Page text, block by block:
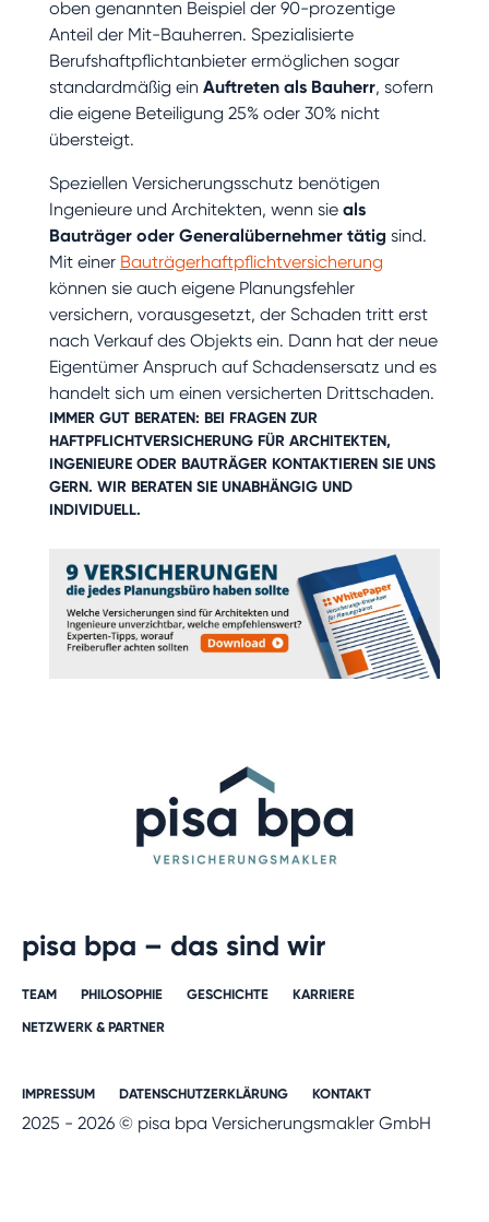
oben genannten Beispiel der 90-prozentige
Anteil der Mit-Bauherren. Spezialisierte
Berufshaftpflichtanbieter ermöglichen sogar
standardmäßig ein Auftreten als Bauherr, sofern
die eigene Beteiligung 25% oder 30% nicht
übersteigt.
Speziellen Versicherungsschutz benötigen
Ingenieure und Architekten, wenn sie als
Bauträger oder Generalübernehmer tätig sind.
Mit einer Bauträgerhaftpflichtversicherung
können sie auch eigene Planungsfehler
versichern, vorausgesetzt, der Schaden tritt erst
nach Verkauf des Objekts ein. Dann hat der neue
Eigentümer Anspruch auf Schadensersatz und es
handelt sich um einen versicherten Drittschaden.
IMMER GUT BERATEN: BEI FRAGEN ZUR
HAFTPFLICHTVERSICHERUNG FÜR ARCHITEKTEN,
INGENIEUREODER BAUTRÄGERKONTAKTIEREN SIE UNS
GERN. WIR BERATEN SIEUNABHÄNGIG UND
INDIVIDUELL.
pisa bpa – das sind wir
TEAM PHILOSOPHIE GESCHICHTE​
KARRIERE​
NETZWERK & PARTNER​
IMPRESSUM DATENSCHUTZERKLÄRUNG KONTAKT
2025 - 2026 © pisa bpa Versicherungsmakler GmbH